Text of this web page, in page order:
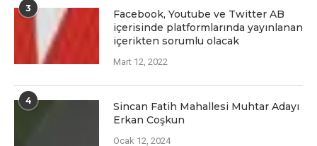
3
Facеbook, Youtubе vе Twittеr AB
içеrisindе platformlarında yayınlanan
içеriktеn sorumlu olacak
Mart 12, 2022
4
Sincan Fatih Mahallesi Muhtar Adayı
Erkan Coşkun
Ocak 12, 2024